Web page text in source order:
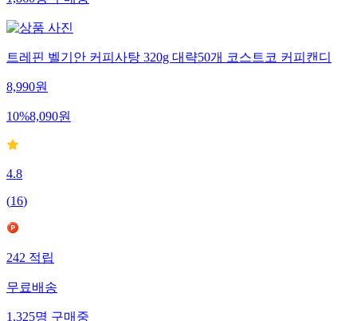
1,860명구매중
트레핀 벨기안 커피사탕 320g 대략50개 코스트코 커피캔디
8,990원
10%8,090원
4.8
(16)
242적립
무료배송